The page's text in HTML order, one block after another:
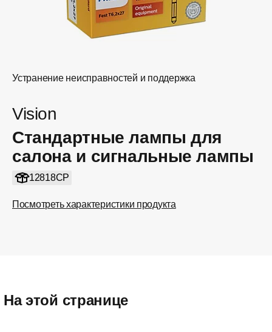
Устранение неисправностей и поддержка
Vision
Стандартные лампы для
салона и сигнальные лампы
12818CP
Посмотреть характеристики продукта
На этой странице